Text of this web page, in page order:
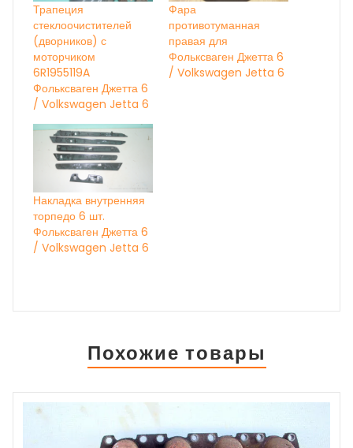
Трапеция
стеклоочистителей
(дворников) с
моторчиком
6R1955119A
Фольксваген Джетта 6
/ Volkswagen Jetta 6
Фара
противотуманная
правая для
Фольксваген Джетта 6
/ Volkswagen Jetta 6
Накладка внутренняя
торпедо 6 шт.
Фольксваген Джетта 6
/ Volkswagen Jetta 6
Похожие товары